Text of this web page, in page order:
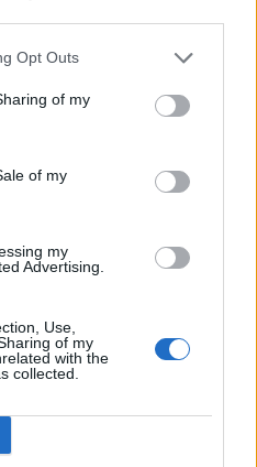
Opt Outs
of my
of my
my
Advertising.
Use,
of my
with the
collected.
το αντίθετο
να φάει ένα παιδί
του φαγητού και να
την προτίμηση σε
και λιπαρά.
είναι ότι
κόλπο»
γεύσεις, το θετικό
η δημιουργική
και η απουσία πίεσης
τα παιδιά να